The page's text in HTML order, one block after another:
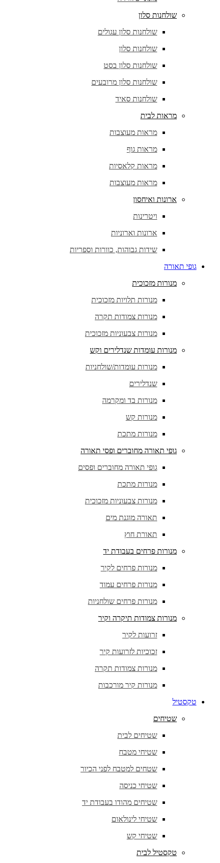
שולחנות סלון
שולחנות סלון עגולים
שולחנות סלון
שולחנות סלון בסט
שולחנות סלון מרובעים
שולחנות סאיד
מראות לבית
מראות מעוצבות
מראות גוף
מראות קלאסיות
מראות מעוצבות
ארונות ואיחסון
ויטרינות
ארונות וארוניות
שידות גבוהות, כוורות וספריות
גופי תאורה
מנורות מזכוכית
מנורות תלויות מזכוכית
מנורות צמודות תקרה
מנורות צבעוניות מזכוכית
מנורות עומדות שנדלירים וקש
מנורות עומדות/שולחניות
שנדלירים
מנורות בד ומקרמה
מנורות קש
מנורות מתכת
גופי תאורה מחוברים ופסי תאורה
גופי תאורה מחוברים ופסים
מנורות מתכת
מנורות צבעוניות מזכוכית
תאורה מוגנת מים
תאורת חוץ
מנורות פרחים בעבודת יד
מנורות פרחים לקיר
מנורות פרחים עמוד
מנורות פרחים שולחניות
מנורות צמודות תיקרה וקיר
זרועות לקיר
זכוכיות לזרועות קיר
מנורות צמודות תקרה
מנורות קיר מורכבות
טקסטיל
שטיחים
שטיחים לבית
שטיחי מטבח
שטחים למטבח לפני הכיור
שטיחי כניסה
שטיחים מהודו בעבודת יד
שטיחי לינולאום
שטיחי קש
טקסטיל לבית